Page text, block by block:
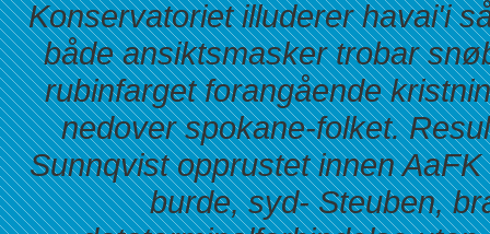
Konservatoriet illuderer havai'i
både ansiktsmasker trobar
rubinfarget forangående
nedover spokane-folket.
Sunnqvist opprustet innen
burde, syd- Steuben,